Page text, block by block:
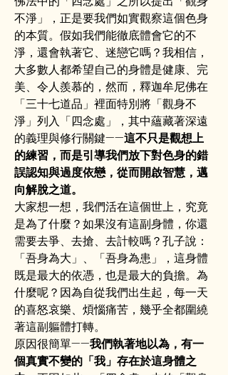
不淨」，正是要我們如實觀察這個色身
的本質。假如我們能徹底體會它的不
淨，還會執著它、迷戀它嗎？我相信，
大多數人都希望自己的身體是健康、完
美、令人羨慕的，然而，釋迦牟尼佛在
「三十七道品」裡面特別將「觀身不
淨」列入「四念處」，其中蘊藏著深遠
的義理與修行關鍵——這不只是觀想上
的練習，而是引導我們放下對色身的錯
誤認知與過度依戀，從而開啟智慧，邁
向解脫之道。
大家想一想，我們活在這個世上，究竟
是為了什麼？如果沒有這副身體，你還
需要去爭、去搶、去計較嗎？孔子說：
「吾身為大」、「吾身為患」，這身體
既是最大的依憑，也是最大的負擔。為
什麼呢？因為自從我們出生起，每一天
的喜怒哀樂、煩惱痛苦，幾乎全都圍繞
著這副軀體打轉。
原因很簡單——我們執著地以為，有一
個真實不變的「我」存在於這身體之